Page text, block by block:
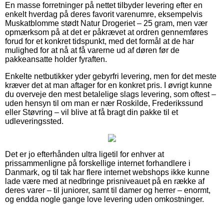
En masse forretninger på nettet tilbyder levering efter en
enkelt hverdag på deres favorit varenumre, eksempelvis
Muskatblomme stødt Natur Drogeriet – 25 gram, men vær
opmærksom på at det er påkrævet at ordren gennemføres
forud for et konkret tidspunkt, med det formål at de har
mulighed for at nå at få varerne ud af døren før de
pakkeansatte holder fyraften.
Enkelte netbutikker yder gebyrfri levering, men for det meste
kræver det at man aftager for en konkret pris. I øvrigt kunne
du overveje den mest betalelige slags levering, som oftest –
uden hensyn til om man er nær Roskilde, Frederikssund
eller Støvring – vil blive at få bragt din pakke til et
udleveringssted.
Det er jo efterhånden ultra ligetil for enhver at
prissammenligne på forskellige internet forhandlere i
Danmark, og til tak har flere internet webshops ikke kunne
lade være med at nedbringe prisniveauet på en række af
deres varer – til juniorer, samt til damer og herrer – enormt,
og endda nogle gange love levering uden omkostninger.